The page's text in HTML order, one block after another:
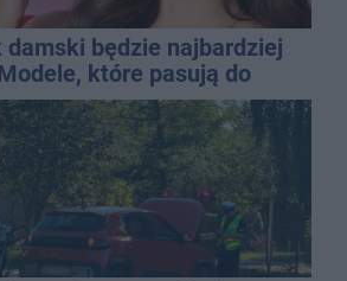
będzie najbardziej
które pasują do